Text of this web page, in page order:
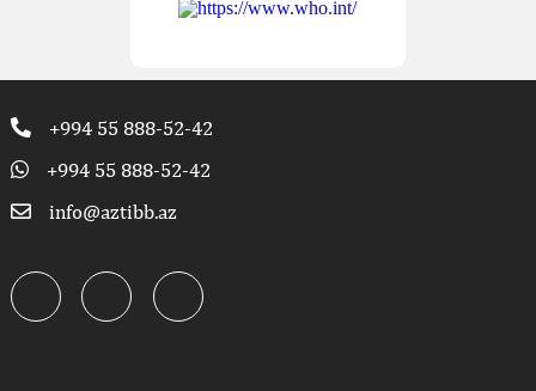
+994 55 888-52-42
+994 55 888-52-42
info@aztibb.az